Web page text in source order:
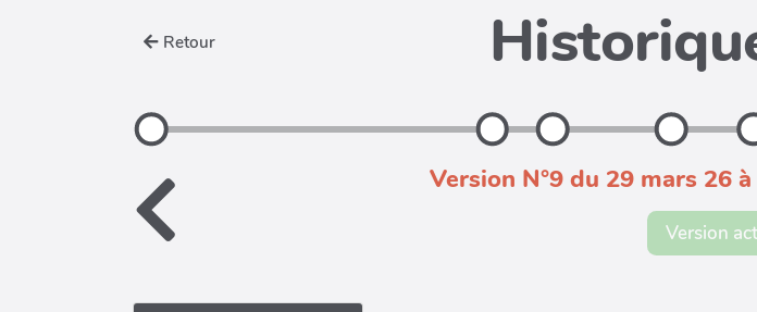
Retour
Version N°9 du 29 mars 26
Version